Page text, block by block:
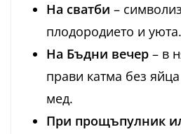
На сватби –
плодородието и уюта.
На Бъдни вечер – в
прави катма без
мед.
При прощъпулник